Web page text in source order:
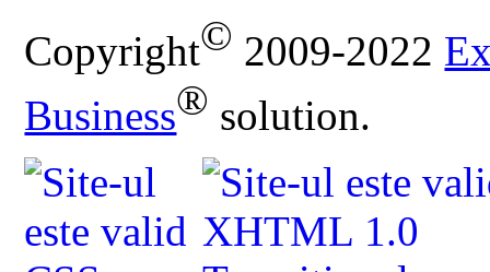
Copyright© 2009-2022
Business® solution.